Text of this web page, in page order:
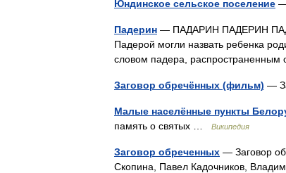
Юндинское сельское поселение
Падерин — ПАДАРИН ПАДЕРИН
Падерой могли назвать ребенка
словом падера,
Заговор обречённых (фильм) —
Малые населённые пункты
память о святых …
Википедия
Заговор обреченных — Заговор
Скопина, Павел Кадочников,